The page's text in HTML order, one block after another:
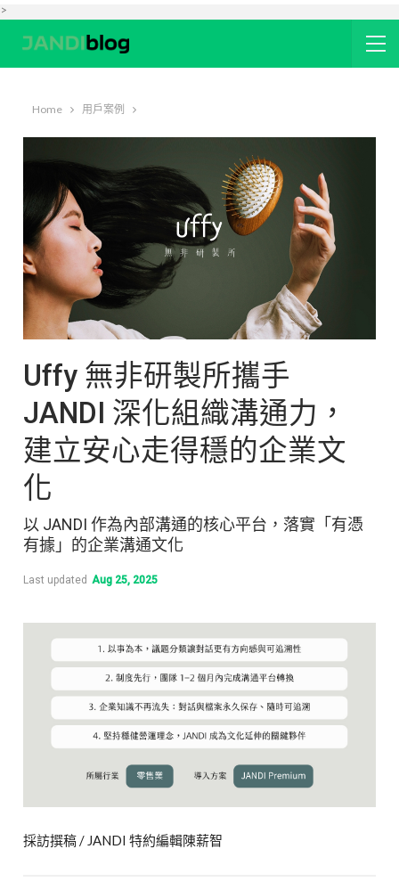
>
Home 用戶案例
Uffy 無非研製所攜手
JANDI 深化組織溝通力，
建立安心走得穩的企業文
化
以 JANDI 作為內部溝通的核心平台，落實「有憑
有據」的企業溝通文化
Last updated Aug 25, 2025
採訪撰稿 / JANDI 特約編輯陳薪智